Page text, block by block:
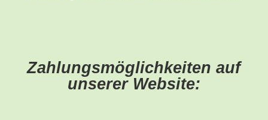
Zahlungsmöglichkeiten auf
unserer Website: